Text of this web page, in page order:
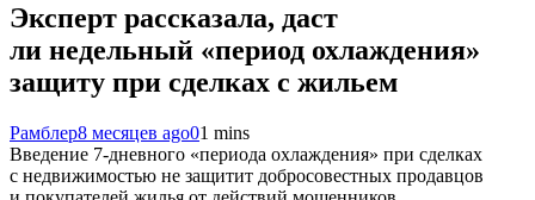
Эксперт рассказала, даст
ли недельный «период охлаждения»
защиту при сделках с жильем
Рамблер8 месяцев ago01 mins
Введение 7-дневного «периода охлаждения» при сделках
с недвижимостью не защитит добросовестных продавцов